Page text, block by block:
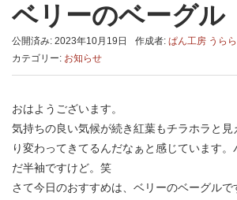
ベリーのベーグル
公開済み: 2023年10月19日 作成者: ぱん工房 うらら
カテゴリー: お知らせ
おはようございます。
気持ちの良い気候が続き紅葉もチラホラと見
り変わってきてるんだなぁと感じています。
だ半袖ですけど。笑
さて今日のおすすめは、ベリーのベーグルで